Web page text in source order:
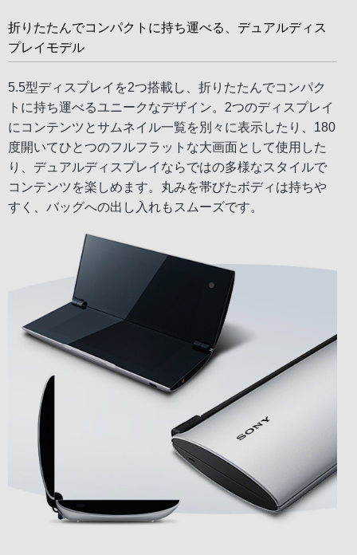
折りたたんでコンパクトに持ち運べる、デュアルディス
プレイモデル
5.5型ディスプレイを2つ搭載し、折りたたんでコンパク
トに持ち運べるユニークなデザイン。2つのディスプレイ
にコンテンツとサムネイル一覧を別々に表示したり、180
度開いてひとつのフルフラットな大画面として使用した
り、デュアルディスプレイならではの多様なスタイルで
コンテンツを楽しめます。丸みを帯びたボディは持ちや
すく、バッグへの出し入れもスムーズです。